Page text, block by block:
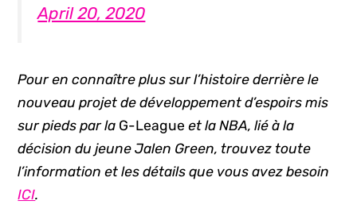
April 20, 2020
Pour en connaître plus sur l’histoire derrière le
nouveau projet de développement d’espoirs mis
sur pieds par la G-League et la NBA, lié à la
décision du jeune Jalen Green, trouvez toute
l’information et les détails que vous avez besoin
ICI.